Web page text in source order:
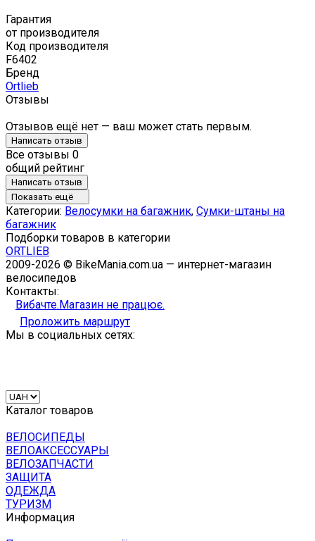
Гарантия
от производителя
Код производителя
F6402
Бренд
Ortlieb
Отзывы
Отзывов ещё нет — ваш может стать первым.
Написать отзыв
Все отзывы 0
общий рейтинг
Написать отзыв
Показать ещё
Категории: Велосумки на багажник, Сумки-штаны на
багажник
Подборки товаров в категории
ORTLIEB
2009-2026 © BikeMania.com.ua — интернет-магазин
велосипедов
Контакты:
Вибачте.Магазин не працює.
Проложить маршрут
Мы в социальных сетях:
Каталог товаров
ВЕЛОСИПЕДЫ
ВЕЛОАКСЕССУАРЫ
ВЕЛОЗАПЧАСТИ
ЗАЩИТА
ОДЕЖДА
ТУРИЗМ
Информация